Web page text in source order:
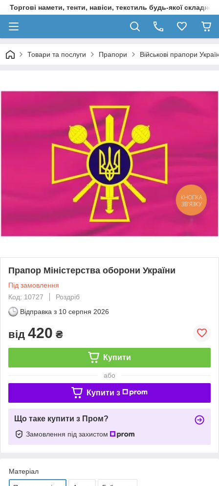
Торгові намети, тенти, навіси, текстиль будь-якої
Товари та послуги Прапори Військові прапори
Прапор Міністерства оборони України
Під замовлення
Код: 10727
Роздріб
Відправка з 10 серпня 2026
від 420 ₴
Купити
або
Купити з
Що таке купити з Пром?
Замовлення під захистом
Матеріал
КНОПКА
ЗВ'ЯЗКУ